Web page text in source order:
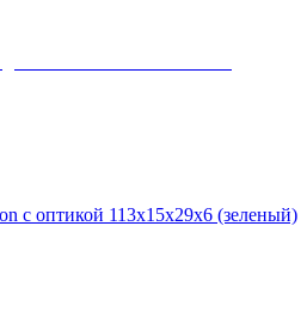
с оптикой 113х15х29х6 (зеленый)